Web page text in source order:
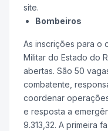
site.
Bombeiros
As inscrições para o
Militar do Estado do
abertas. São 50
combatente,
coordenar
e resposta a
9.313,32. A primeira